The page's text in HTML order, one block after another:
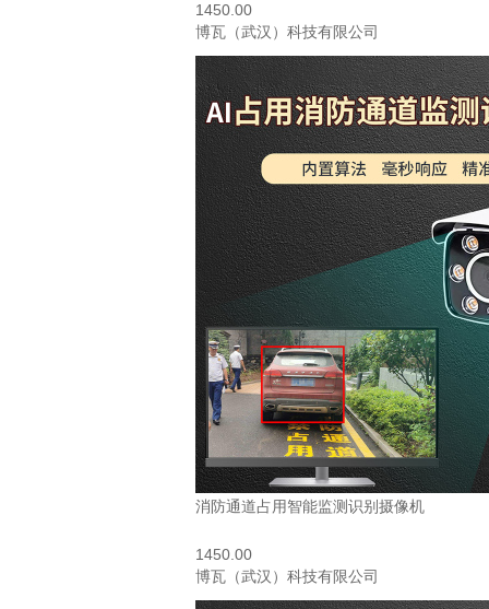
1450.00
博瓦（武汉）科技有限公司
消防通道占用智能监测识别摄像机
1450.00
博瓦（武汉）科技有限公司